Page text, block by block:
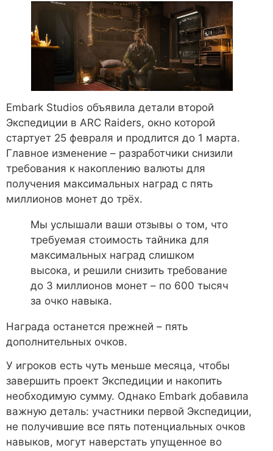
Embark Studios объявила детали второй
Экспедиции в ARC Raiders, окно которой
стартует 25 февраля и продлится до 1 марта.
Главное изменение – разработчики снизили
требования к накоплению валюты для
получения максимальных наград с пять
миллионов монет до трёх.
Мы услышали ваши отзывы о том, что
требуемая стоимость тайника для
максимальных наград слишком
высока, и решили снизить требование
до 3 миллионов монет – по 600 тысяч
за очко навыка.
Награда останется прежней – пять
дополнительных очков.
У игроков есть чуть меньше месяца, чтобы
завершить проект Экспедиции и накопить
необходимую сумму. Однако Embark добавила
важную деталь: участники первой Экспедиции,
не получившие все пять потенциальных очков
навыков, могут наверстать упущенное во